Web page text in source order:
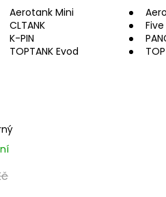
Aerotank Mini
CLTANK
K-PIN
TOPTANK Evod
HLEDAT